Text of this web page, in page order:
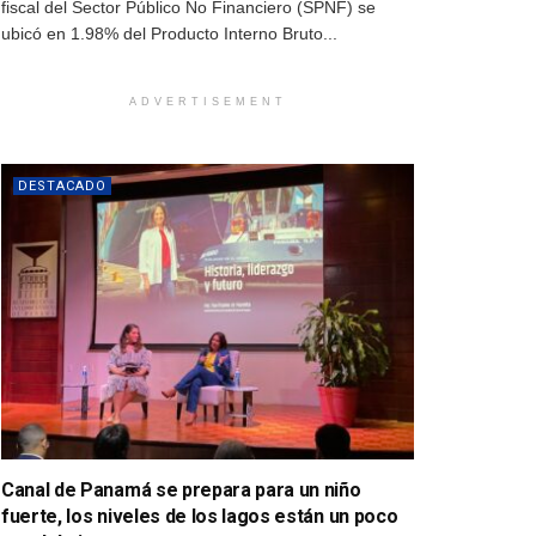
fiscal del Sector Público No Financiero (SPNF) se
ubicó en 1.98% del Producto Interno Bruto...
ADVERTISEMENT
DESTACADO
Canal de Panamá se prepara para un niño
fuerte, los niveles de los lagos están un poco